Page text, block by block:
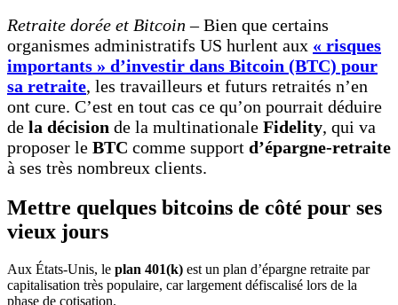
Retraite dorée et Bitcoin – Bien que certains
organismes administratifs US hurlent aux « risques
importants » d’investir dans Bitcoin (BTC) pour
sa retraite, les travailleurs et futurs retraités n’en
ont cure. C’est en tout cas ce qu’on pourrait déduire
de la décision de la multinationale Fidelity, qui va
proposer le BTC comme support d’épargne-retraite
à ses très nombreux clients.
Mettre quelques bitcoins de côté pour ses
vieux jours
Aux États-Unis, le plan 401(k) est un plan d’épargne retraite par
capitalisation très populaire, car largement défiscalisé lors de la
phase de cotisation.